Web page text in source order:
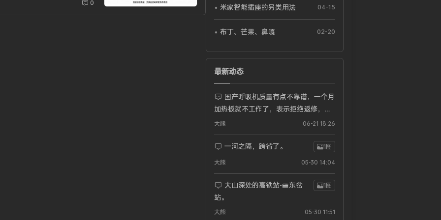
0
米家智能插座的另类用法 04-15
布丁、芒果、鼻嘎 02-20
最新动态
国产呼吸机质量有点不靠谱，一个月
加热板就不工作了，表示拒绝返修，要
么换新要么退货，其实用起来还行的....
大熊 06-21 18:26
一河之隔，跨省了。 1图
大熊 05-30 14:04
大山深处的高铁站-🚝东岔
站。
1图
大熊 05-30 11:51